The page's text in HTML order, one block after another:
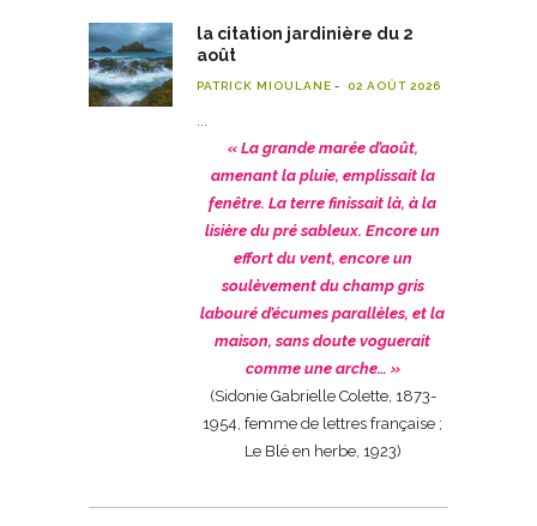
la citation jardinière du 2
août
PATRICK MIOULANE 02 AOÛT 2026
« La grande marée d’août,
amenant la pluie, emplissait la
fenêtre. La terre finissait là, à la
lisière du pré sableux. Encore un
effort du vent, encore un
soulèvement du champ gris
labouré d’écumes parallèles, et la
maison, sans doute voguerait
comme une arche… »
(Sidonie Gabrielle Colette, 1873-
1954, femme de lettres française ;
Le Blé en herbe, 1923)